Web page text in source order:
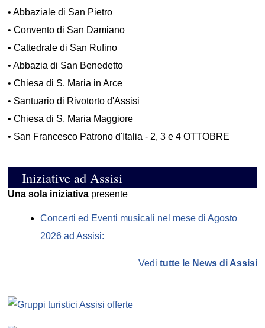
•Abbaziale di San Pietro
•Convento di San Damiano
•Cattedrale di San Rufino
•Abbazia di San Benedetto
•Chiesa di S. Maria in Arce
• Santuario di Rivotorto d'Assisi
•Chiesa di S. Maria Maggiore
• San Francesco Patrono d'Italia - 2, 3 e 4 OTTOBRE
Iniziative ad Assisi
Una sola iniziativa presente
Concerti ed Eventi musicali nel mese di Agosto
2026 ad Assisi:
Vedi tutte le News di Assisi